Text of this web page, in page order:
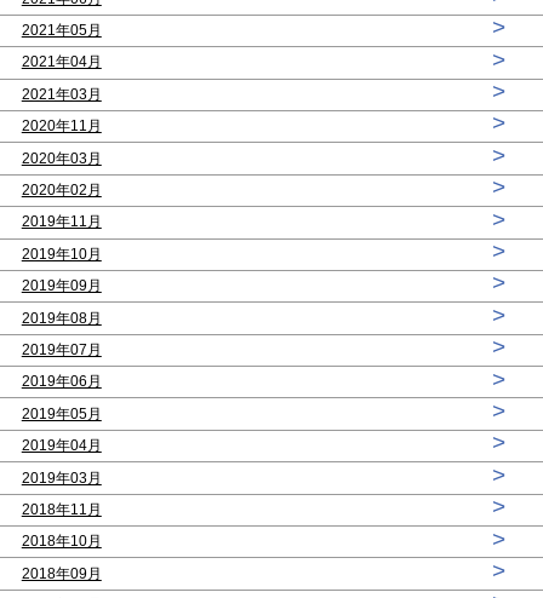
2021年05月 >
2021年04月 >
2021年03月 >
2020年11月 >
2020年03月 >
2020年02月 >
2019年11月 >
2019年10月 >
2019年09月 >
2019年08月 >
2019年07月 >
2019年06月 >
2019年05月 >
2019年04月 >
2019年03月 >
2018年11月 >
2018年10月 >
2018年09月 >